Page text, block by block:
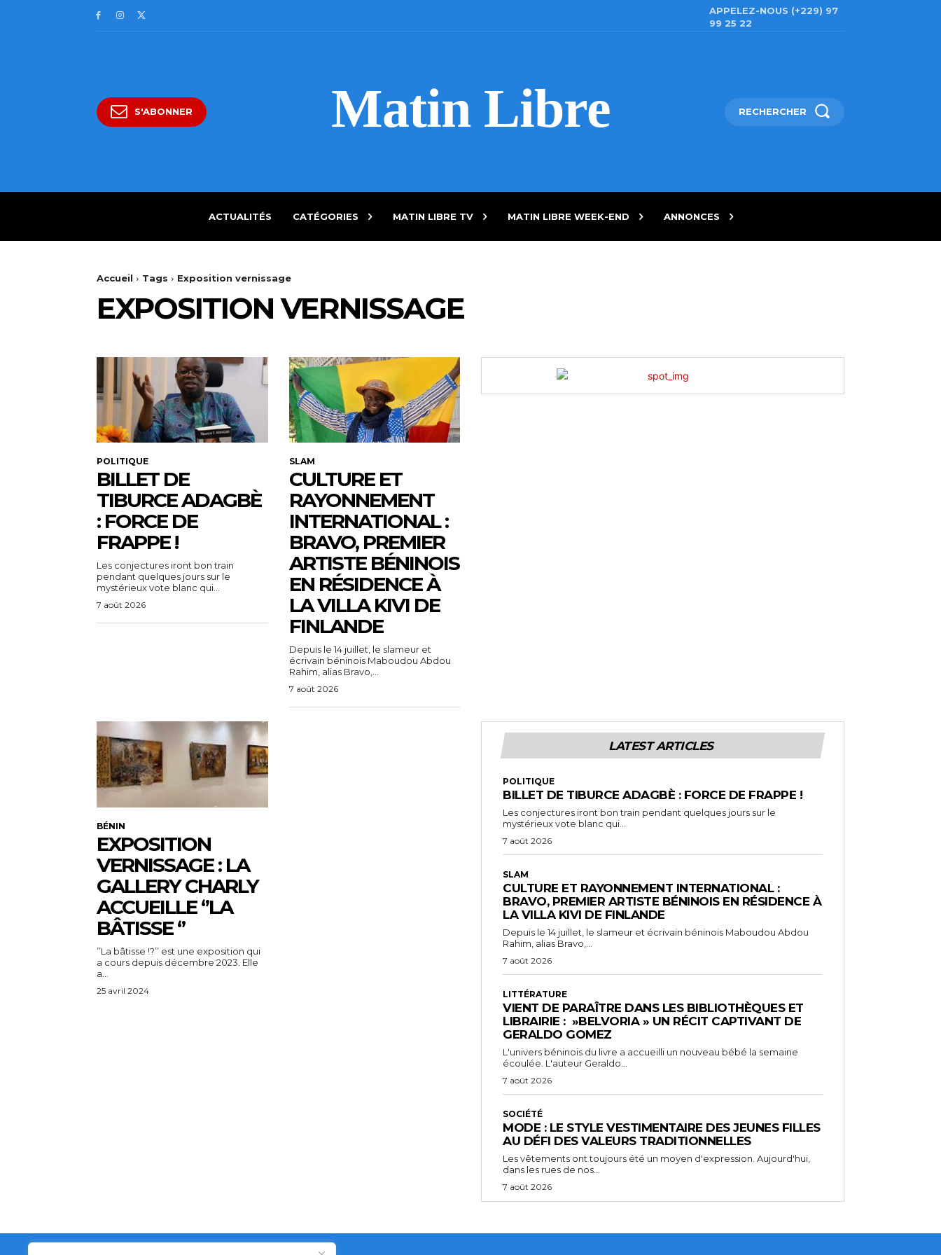
APPELEZ-NOUS (+229) 97
99 25 22
S'ABONNER Matin Libre RECHERCHER
ACTUALITÉS CATÉGORIES MATIN LIBRE TV MATIN LIBRE WEEK-END ANNONCES
Accueil Tags Exposition vernissage
EXPOSITION VERNISSAGE
POLITIQUE
BILLET DE
TIBURCE ADAGBÈ
: FORCE DE
FRAPPE !
Les conjectures iront bon train
pendant quelques jours sur le
mystérieux vote blanc qui...
7 août 2026
SLAM
CULTURE ET
RAYONNEMENT
INTERNATIONAL :
BRAVO, PREMIER
ARTISTE BÉNINOIS
EN RÉSIDENCE À
LA VILLA KIVI DE
FINLANDE
Depuis le 14 juillet, le slameur et
écrivain béninois Maboudou Abdou
Rahim, alias Bravo,...
7 août 2026
BÉNIN
EXPOSITION
VERNISSAGE : LA
GALLERY CHARLY
ACCUEILLE ‘’LA
BÂTISSE ‘’
’’La bâtisse !?’’ est une exposition qui
a cours depuis décembre 2023. Elle
a...
25 avril 2024
LATEST ARTICLES
POLITIQUE
BILLET DE TIBURCE ADAGBÈ : FORCE DE FRAPPE !
Les conjectures iront bon train pendant quelques jours sur le
mystérieux vote blanc qui...
7 août 2026
SLAM
CULTURE ET RAYONNEMENT INTERNATIONAL :
BRAVO, PREMIER ARTISTE BÉNINOIS EN RÉSIDENCE À
LA VILLA KIVI DE FINLANDE
Depuis le 14 juillet, le slameur et écrivain béninois Maboudou Abdou
Rahim, alias Bravo,...
7 août 2026
LITTÉRATURE
VIENT DE PARAÎTRE DANS LES BIBLIOTHÈQUES ET
LIBRAIRIE : »BELVORIA » UN RÉCIT CAPTIVANT DE
GERALDO GOMEZ
L'univers béninois du livre a accueilli un nouveau bébé la semaine
écoulée. L'auteur Geraldo...
7 août 2026
SOCIÉTÉ
MODE : LE STYLE VESTIMENTAIRE DES JEUNES FILLES
AU DÉFI DES VALEURS TRADITIONNELLES
Les vêtements ont toujours été un moyen d'expression. Aujourd'hui,
dans les rues de nos...
7 août 2026